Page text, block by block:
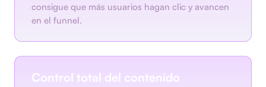
consigue que más usuarios hagan clic y avancen
en el funnel.
Control total del contenido